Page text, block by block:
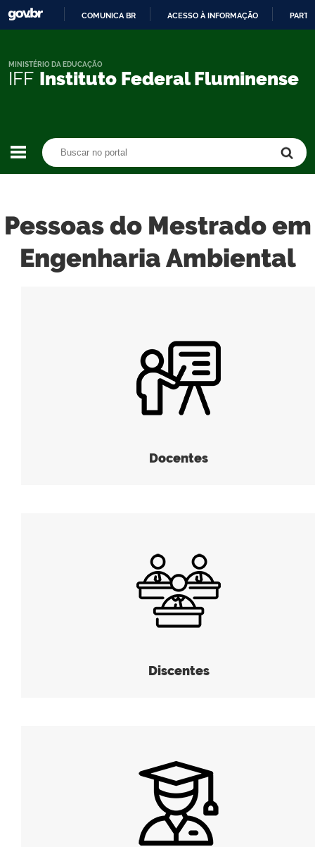
CONTEÚDO
COMUNICA BR ACESSO À INFORMAÇÃO
IFF Instituto Federal Fluminense
MINISTÉRIO DA EDUCAÇÃO
Pessoas do Mestrado em
Engenharia Ambiental
Docentes
Discentes